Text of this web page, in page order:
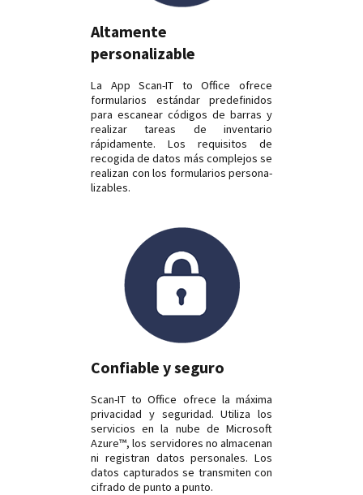
Altamente
personalizable
La App Scan-IT to Office ofrece
formularios estándar predefinidos
para escanear códigos de barras y
realizar tareas de inventario
rápidamente. Los requisitos de
recogida de datos más complejos se
realizan con los formularios persona­
li­zables.
Confiable y seguro
Scan-IT to Office ofrece la máxima
privacidad y seguridad. Utiliza los
servicios en la nube de Microsoft
Azure™, los servidores no almacenan
ni registran datos personales. Los
datos capturados se transmiten con
cifrado de punto a punto.